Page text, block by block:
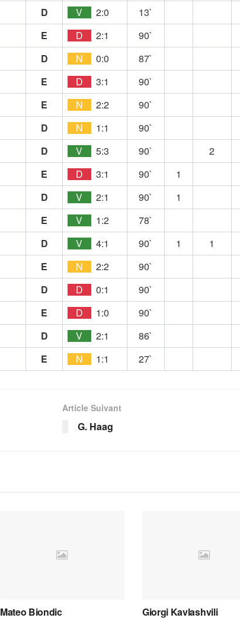
D V 2:0
13`
E D 2:1
90`
D N 0:0
87`
E D 3:1
90`
E N 2:2
90`
D N 1:1
90`
D V 5:3 90`
2
E D 3:1 90`
1
D V 2:1 90`
1
E V 1:2
78`
D V 4:1 90` 1
1
E N 2:2
90`
D D 0:1
90`
E D 1:0
90`
D V 2:1
86`
E N 1:1 27`
Article Suivant
G. Haag
Mateo Biondic Giorgi Kavlashvili